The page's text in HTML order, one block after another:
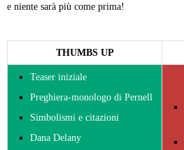
e niente sarà più come prima!
THUMBS UP
Teaser iniziale
Preghiera-monologo di Pernell
Simbolismi e citazioni
Dana Delany